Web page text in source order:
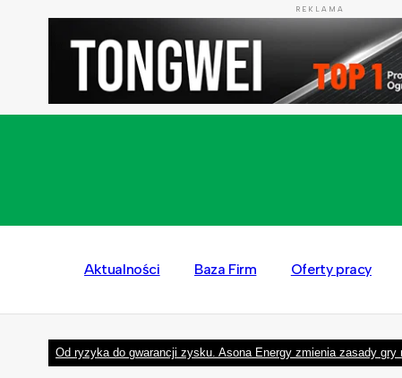
REKLAMA
Aktualności Baza Firm Oferty pracy
Od ryzyka do gwarancji zysku. Asona Energy zmienia zasady